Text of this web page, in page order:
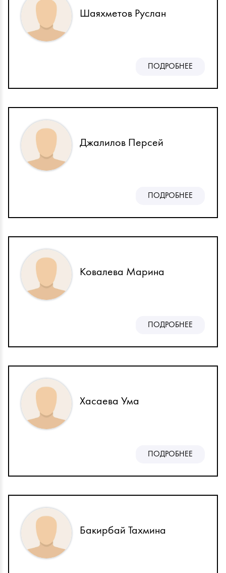
Шаяхметов Руслан
ПОДРОБНЕЕ
Джалилов Персей
ПОДРОБНЕЕ
Ковалева Марина
ПОДРОБНЕЕ
Хасаева Ума
ПОДРОБНЕЕ
Бакирбай Тахмина